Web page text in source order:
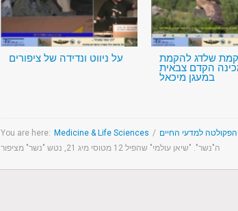
על ניווט ונדידה של ציפורים שלדג להקמת
הקדם צבאית
במעגן מיכאל
You are here: Medicine & Life Sciences /
ה"נשר". "שיאן עולמי" שהפיל 12 מטוסי מיג 21, נטש "נשר" מציפור